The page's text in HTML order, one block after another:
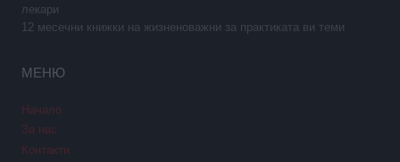
лекари
12 месечни книжки на жизненоважни за практиката ви теми
МЕНЮ
Начало
За нас
Контакти